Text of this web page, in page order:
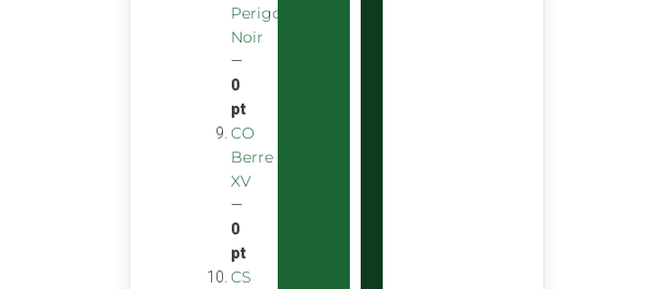
Perigord
Noir
—
0
pt
CO
Berre
XV
—
0
pt
CS